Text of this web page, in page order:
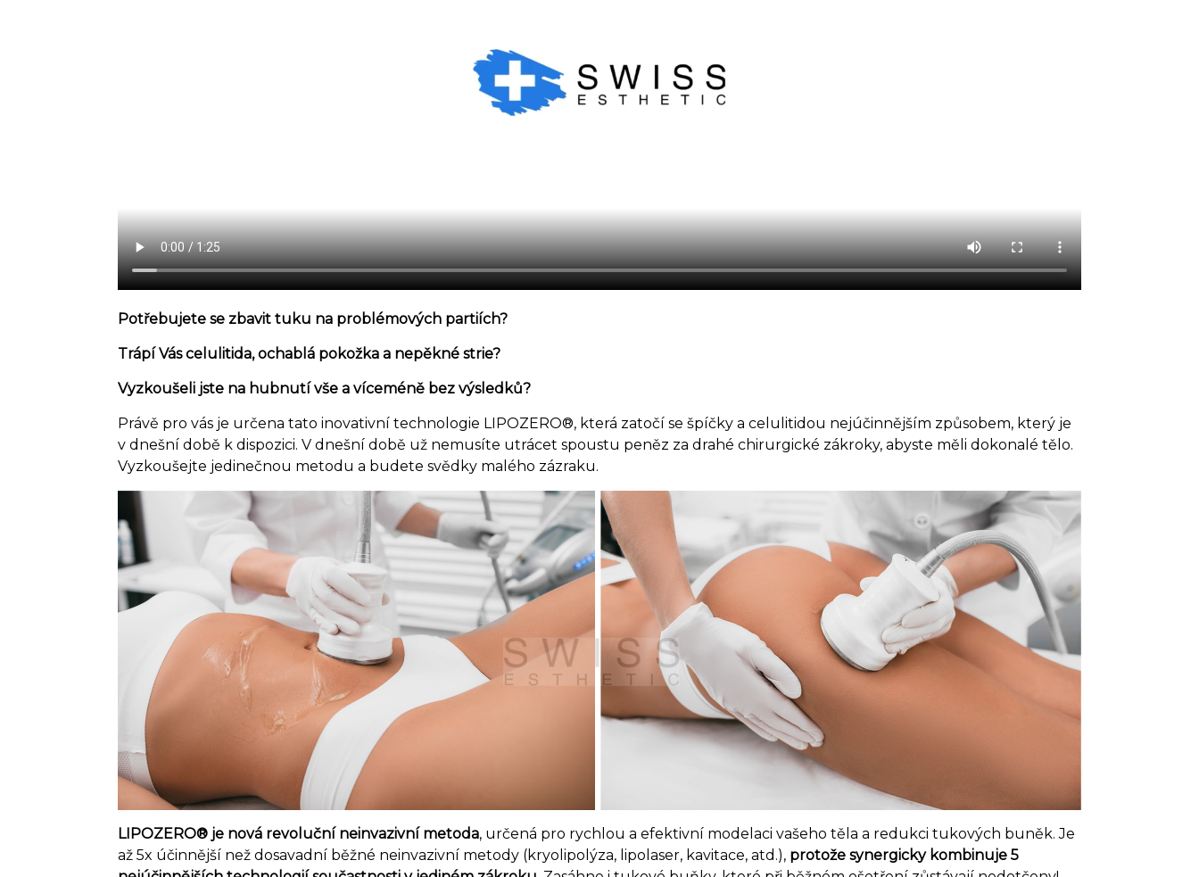
Potřebujete se zbavit tuku na problémových partiích?
Trápí Vás celulitida, ochablá pokožka a nepěkné strie?
Vyzkoušeli jste na hubnutí vše a víceméně bez výsledků?
Právě pro vás je určena tato inovativní technologie LIPOZERO®, která zatočí se špíčky a celulitidou nejúčinnějším způsobem, který je
v dnešní době k dispozici. V dnešní době už nemusíte utrácet spoustu peněz za drahé chirurgické zákroky, abyste měli dokonalé tělo.
Vyzkoušejte jedinečnou metodu a budete svědky malého zázraku.
LIPOZERO® je nová revoluční neinvazivní metoda, určená pro rychlou a efektivní modelaci vašeho těla a redukci tukových buněk. Je
až 5x účinnější než dosavadní běžné neinvazivní metody (kryolipolýza, lipolaser, kavitace, atd.), protože synergicky kombinuje 5